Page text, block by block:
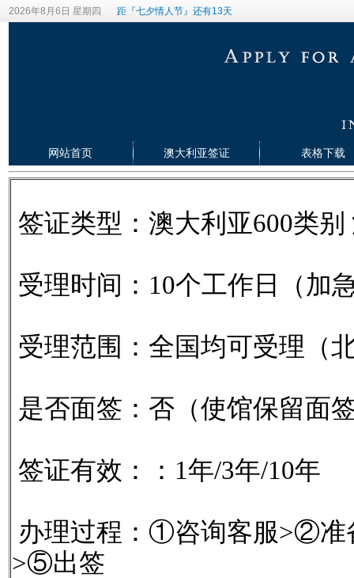
2026年8月6日 星期四 距『七夕情人节』还有13天
网站首页 澳大利亚签证 表格下载
签证类型：澳大利亚600类
受理时间：10个工作日（加
受理范围：全国均可受理（
是否面签：否（使馆保留面
签证有效：：1年/3年/10年
办理过程：①咨询客服>②
>⑤出签